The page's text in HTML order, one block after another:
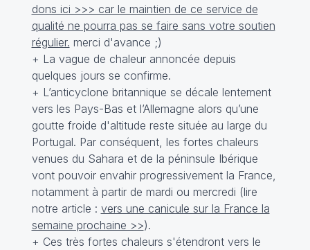
dons ici >>> car le maintien de ce service de
qualité ne pourra pas se faire sans votre soutien
régulier. merci d'avance ;)
+ La vague de chaleur annoncée depuis
quelques jours se confirme.
+ L’anticyclone britannique se décale lentement
vers les Pays-Bas et l’Allemagne alors qu’une
goutte froide d'altitude reste située au large du
Portugal. Par conséquent, les fortes chaleurs
venues du Sahara et de la péninsule Ibérique
vont pouvoir envahir progressivement la France,
notamment à partir de mardi ou mercredi (lire
notre article : vers une canicule sur la France la
semaine prochaine >>).
+ Ces très fortes chaleurs s'étendront vers le